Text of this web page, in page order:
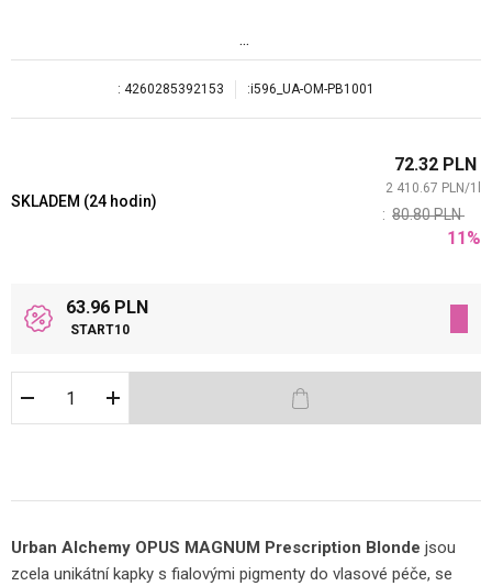
...
: 4260285392153 :i596_UA-OM-PB1001
SKLADEM (24 hodin)
72.32 PLN
2 410.67 PLN/1
: 80.80PLN
11%
63.96 PLN
START10
Urban Alchemy OPUS MAGNUM Prescription Blonde jsou
zcela unikátní kapky s fialovými pigmenty do vlasové péče, se